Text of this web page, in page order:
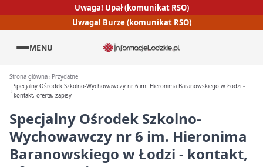
Uwaga! Upał (komunikat RSO)
Uwaga! Burze (komunikat RSO)
MENU
Strona główna
Przydatne
Specjalny Ośrodek Szkolno-Wychowawczy nr 6 im. Hieronima Baranowskiego w Łodzi -
kontakt, oferta, zapisy
Specjalny Ośrodek Szkolno-
Wychowawczy nr 6 im. Hieronima
Baranowskiego w Łodzi - kontakt,